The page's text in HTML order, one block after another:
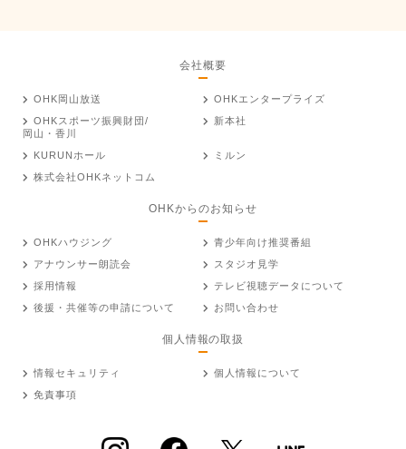
会社概要
OHK岡山放送
OHKエンタープライズ
OHKスポーツ振興財団/
岡山・香川
新本社
KURUNホール
ミルン
株式会社OHKネットコム
OHKからのお知らせ
OHKハウジング
青少年向け推奨番組
アナウンサー朗読会
スタジオ見学
採用情報
テレビ視聴データについて
後援・共催等の申請について
お問い合わせ
個人情報の取扱
情報セキュリティ
個人情報について
免責事項